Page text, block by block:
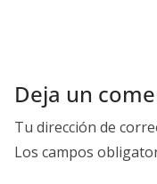
Deja un
Tu dirección de
Los campos